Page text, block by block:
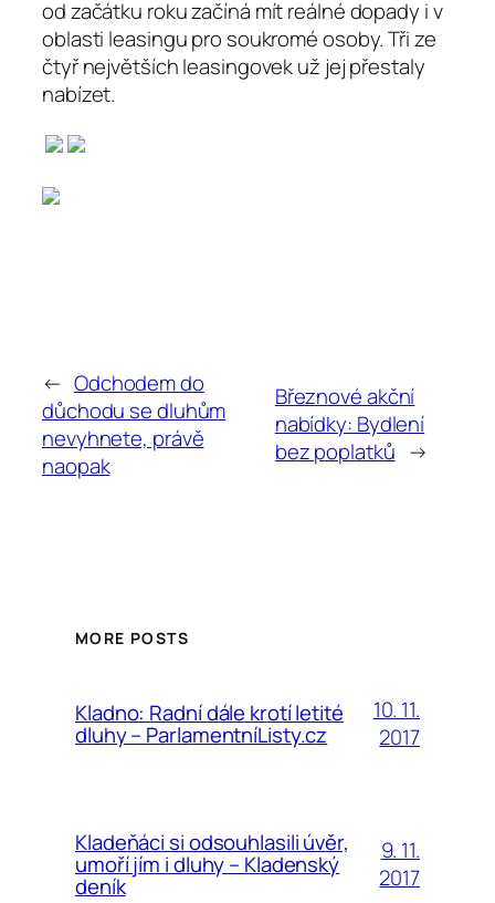
od začátku roku začíná mít reálné dopady i v
oblasti leasingu pro soukromé osoby. Tři ze
čtyř největších leasingovek už jej přestaly
nabízet.
← Odchodem do
důchodu se dluhům
nevyhnete, právě
naopak
Březnové akční
nabídky: Bydlení
bez poplatků →
MORE POSTS
Kladno: Radní dále krotí letité
dluhy – ParlamentníListy.cz
10. 11.
2017
Kladeňáci si odsouhlasili úvěr,
umoří jím i dluhy – Kladenský
deník
9. 11.
2017